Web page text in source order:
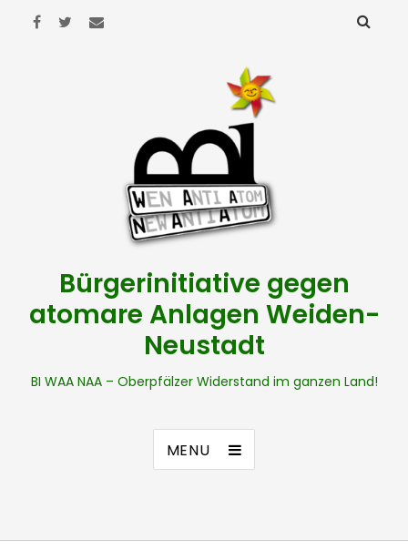
Bürgerinitiative gegen
atomare Anlagen Weiden-
Neustadt
BI WAA NAA – Oberpfälzer Widerstand im ganzen Land!
MENU